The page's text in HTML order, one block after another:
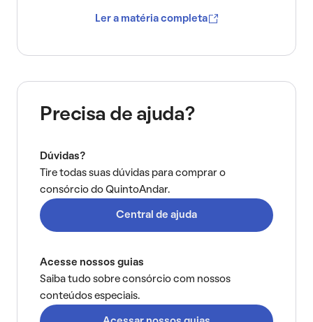
Ler a matéria completa
Precisa de ajuda?
Dúvidas?
Tire todas suas dúvidas para comprar o
consórcio do QuintoAndar.
Central de ajuda
Acesse nossos guias
Saiba tudo sobre consórcio com nossos
conteúdos especiais.